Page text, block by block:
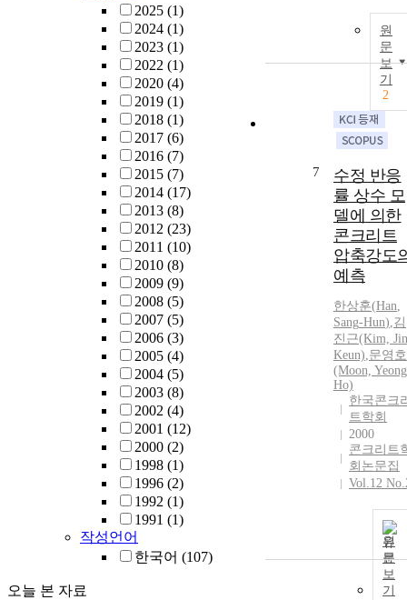
2025 (1)
2024 (1)
2023 (1)
2022 (1)
2020 (4)
2019 (1)
2018 (1)
2017 (6)
2016 (7)
2015 (7)
2014 (17)
2013 (8)
2012 (23)
2011 (10)
2010 (8)
2009 (9)
2008 (5)
2007 (5)
2006 (3)
2005 (4)
2004 (5)
2003 (8)
2002 (4)
2001 (12)
2000 (2)
1998 (1)
1996 (2)
1992 (1)
1991 (1)
작성언어
한국어 (107)
오늘 본 자료
원
문
보
기
2
7
수정 반응
률 상수 모
델에 의한
콘크리트
압축강도
예측
한상훈(Han,
Sang-Hun),김
진근(Kim,
Keun),문영호
(Moon,
Ho)
한국콘크
트학회
2000
콘크리트
회논문집
Vol.12
원
문
보
기